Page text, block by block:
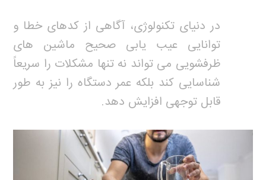
در دنیای تکنولوژی، آگاهی از کدهای خطا و
توانایی عیب یابی صحیح ماشین های
ظرفشویی می تواند نه تنها مشکلات را سریعاً
شناسایی کند بلکه عمر دستگاه را نیز به طور
قابل توجهی افزایش دهد.